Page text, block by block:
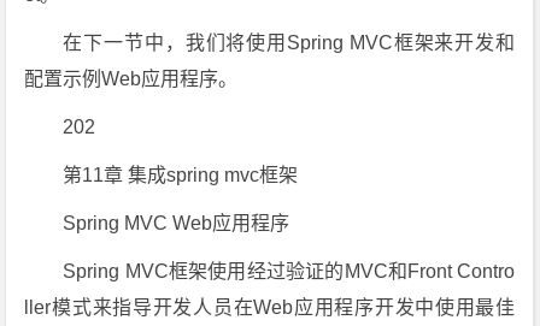
在下一节中，我们将使用Spring MVC框架来开发和
配置示例Web应用程序。
202
第11章 集成spring mvc框架
Spring MVC Web应用程序
Spring MVC框架使用经过验证的MVC和Front Contro
ller模式来指导开发人员在Web应用程序开发中使用最佳